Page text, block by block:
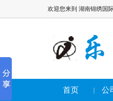
欢迎您来到 湖南锦绣国
首页 公